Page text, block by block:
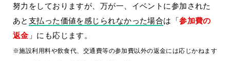
努力をしておりますが、万が一、イベントに参加された
あと 支払った価値を感じられなかった場合は「参加費の
返金 」にも応じます。
※施設利用料や飲食代、交通費等の参加費以外の返金には応じかねます